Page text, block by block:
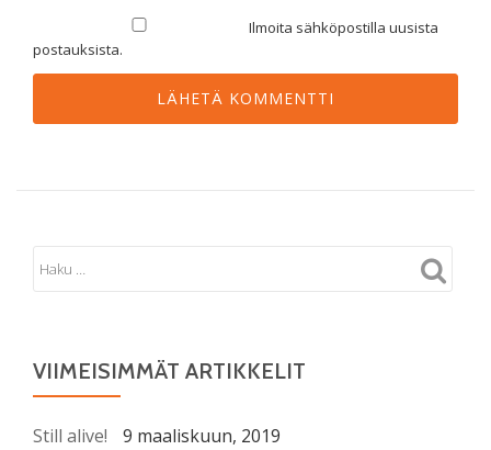
Ilmoita sähköpostilla uusista
postauksista.
VIIMEISIMMÄT ARTIKKELIT
Still alive!
9 maaliskuun, 2019